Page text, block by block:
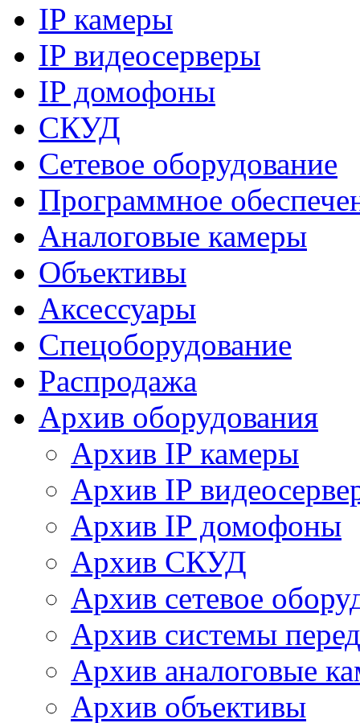
IP камеры
IP видеосерверы
IP домофоны
СКУД
Сетевое оборудование
Программное
Аналоговые камеры
Объективы
Аксессуары
Спецоборудование
Распродажа
Архив оборудования
Архив IP камеры
Архив IP
Архив IP домофоны
Архив СКУД
Архив сетевое
Архив системы
Архив аналоговые
Архив объективы